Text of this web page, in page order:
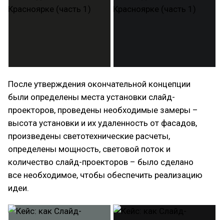
После утверждения окончательной концепции
были определены места установки слайд-
проекторов, проведены необходимые замеры –
высота установки и их удаленность от фасадов,
произведены светотехнические расчеты,
определены мощность, световой поток и
количество слайд-проекторов – было сделано
все необходимое, чтобы обеспечить реализацию
идеи.